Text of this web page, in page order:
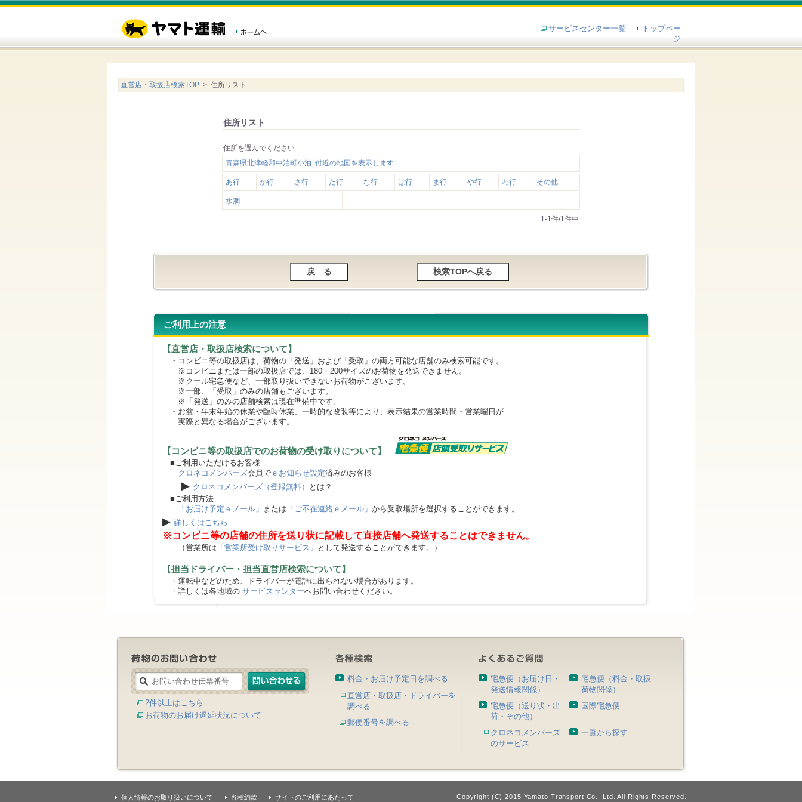
サービスセンター一覧
トップペー
ジ
直営店・取扱店検索TOP > 住所リスト
住所リスト
住所を選んでください
青森県北津軽郡中泊町小泊 付近の地図を表示します
あ行 か行 さ行 た行 な行 は行 ま行 や行 わ行 その他
水澗
1-1件/1件中
ご利用上の注意
【直営店・取扱店検索について】
・コンビニ等の取扱店は、荷物の「発送」および「受取」の両方可能な店舗のみ検索可能です。
※コンビニまたは一部の取扱店では、180・200サイズのお荷物を発送できません。
※クール宅急便など、一部取り扱いできないお荷物がございます。
※一部、「受取」のみの店舗もございます。
※「発送」のみの店舗検索は現在準備中です。
・お盆・年末年始の休業や臨時休業、一時的な改装等により、表示結果の営業時間・営業曜日が
実際と異なる場合がございます。
【コンビニ等の取扱店でのお荷物の受け取りについて】
■ご利用いただけるお客様
クロネコメンバーズ会員で ｅお知らせ設定済みのお客様
▶ クロネコメンバーズ（登録無料）
とは？
■ご利用方法
「お届け予定ｅメール」 または 「ご不在連絡ｅメール」 から受取場所を選択することができます。
▶ 詳しくはこちら
※コンビニ等の店舗の住所を送り状に記載して直接店舗へ発送することはできません。
（営業所は 「営業所受け取りサービス」 として発送することができます。）
【担当ドライバー・担当直営店検索について】
・運転中などのため、ドライバーが電話に出られない場合があります。
・詳しくは各地域の サービスセンターへお問い合わせください。
2件以上はこちら
お荷物のお届け遅延状況について
料金・お届け予定日を調べる
直営店・取扱店・ドライバーを
調べる
郵便番号を調べる
宅急便（お届け日・
発送情報関係）
宅急便（料金・取扱
荷物関係）
宅急便（送り状・出
荷・その他）
国際宅急便
クロネコメンバーズ
のサービス
一覧から探す
個人情報のお取り扱いについて 各種約款 サイトのご利用にあたって Copyright (C) 2015 Yamato Transport Co., Ltd. All Rights Reserved.